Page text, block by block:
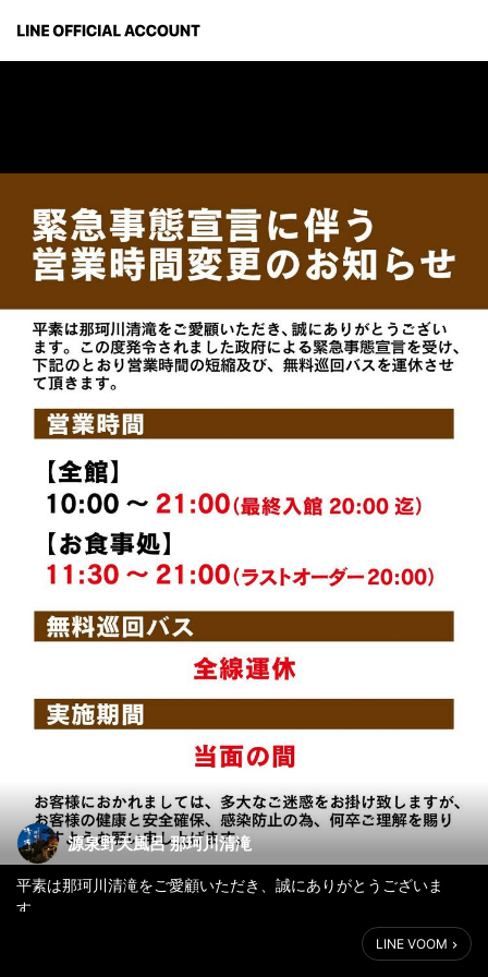
源泉野天風呂 那珂川清滝
平素は那珂川清滝をご愛顧いただき、誠にありがとうございま
す。
この度の「緊急事態宣言」の延長を受け、営業時間の短縮及び無
LINE VOOM